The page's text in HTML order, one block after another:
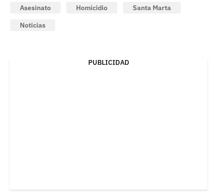
Asesinato Homicidio
Santa Marta
Noticias
PUBLICIDAD